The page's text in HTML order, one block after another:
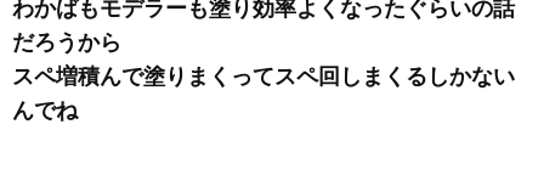
わかばもモデラーも塗り効率よくなったぐらいの話
だろうから
スペ増積んで塗りまくってスペ回しまくるしかない
んでね